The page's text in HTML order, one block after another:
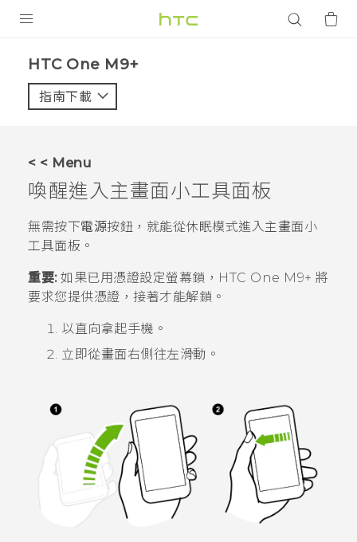
VIVE
應用程式
支援服務
HTC One M9+‎
指南下載
< < Menu
喚醒進入主畫面小工具面板
無需按下電源按鈕，就能從休眠模式進入主畫面小
工具面板。
重要:如果已用憑證設定螢幕鎖， HTC One M9+ 將
要求您提供憑證，接著才能解鎖。
以直向拿起手機。
立即從畫面右側往左滑動。